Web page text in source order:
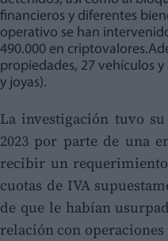
financieros y diferentes
operativo se han
490.000 en
propiedades, 27 vehículos
y joyas).
La investigación tuvo
2023 por parte de una
recibir un
cuotas de IVA
de que le habían
relación con